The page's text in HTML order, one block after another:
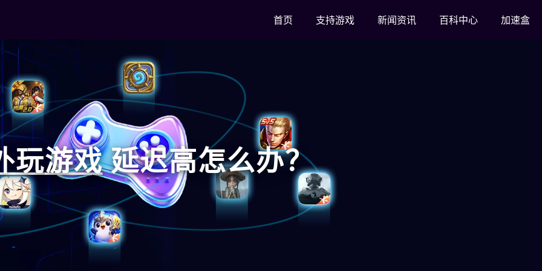
首页 支持游戏 新闻资讯 百科中心 加速盒
玩游戏 延迟高怎么办？